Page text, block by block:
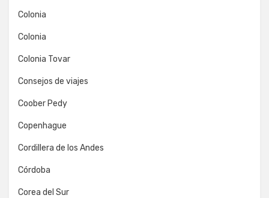
Colonia
Colonia
Colonia Tovar
Consejos de viajes
Coober Pedy
Copenhague
Cordillera de los Andes
Córdoba
Corea del Sur